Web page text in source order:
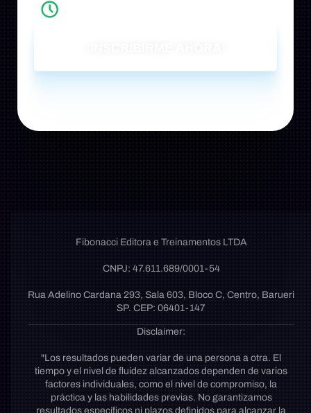
Fibonacci Editora e Treinamentos LTDA
CNPJ: 47.611.689/0001-54
Rua Adelino Cardana 293, Sala 603, Bloco C, Centro, Barueri
SP. CEP: 06401-147
Disclaimer:
"Los resultados pueden variar de una persona a otra. El
tiempo y el nivel de fluidez alcanzados dependen de varios
factores individuales, como el nivel de compromiso, la
práctica y las habilidades previas. No garantizamos
resultados específicos ni plazos definidos para alcanzar la